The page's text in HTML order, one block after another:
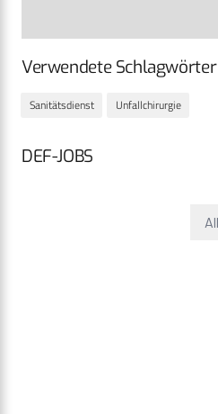
Verwendete Schlagwörter
Sanitätsdienst Unfallchirurgie
DEF-JOBS